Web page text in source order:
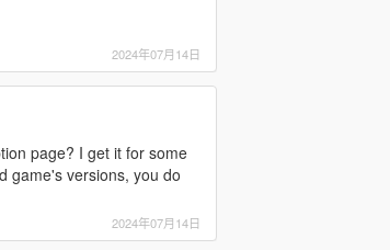
2024年07月14日
page? I get it for some
game's versions, you do
2024年07月14日